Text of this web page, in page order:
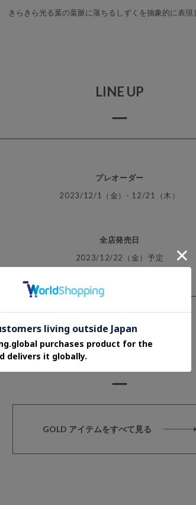
きらきら光る葉の葉脈に落ちるしずくを抽象的に表現
LINE UP
プレオーダー
2023/12/1（金）- 12/21（木）
全店発売日
2023/12/22（金）予定
GOLD ITEMs
GOLD アイテムをすべて見る